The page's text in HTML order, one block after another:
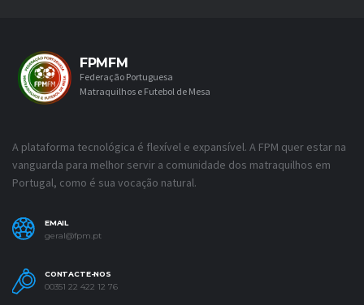
FPMFM
Federação Portuguesa
Matraquilhos e Futebol de Mesa
A plataforma tecnológica é flexível e expansível. A FPM quer estar na
vanguarda para melhor servir a comunidade dos matraquilhos em
Portugal, como é sua vocação natural.
EMAIL
geral@fpm.pt
CONTACTE-NOS
00351 22 422 12 76